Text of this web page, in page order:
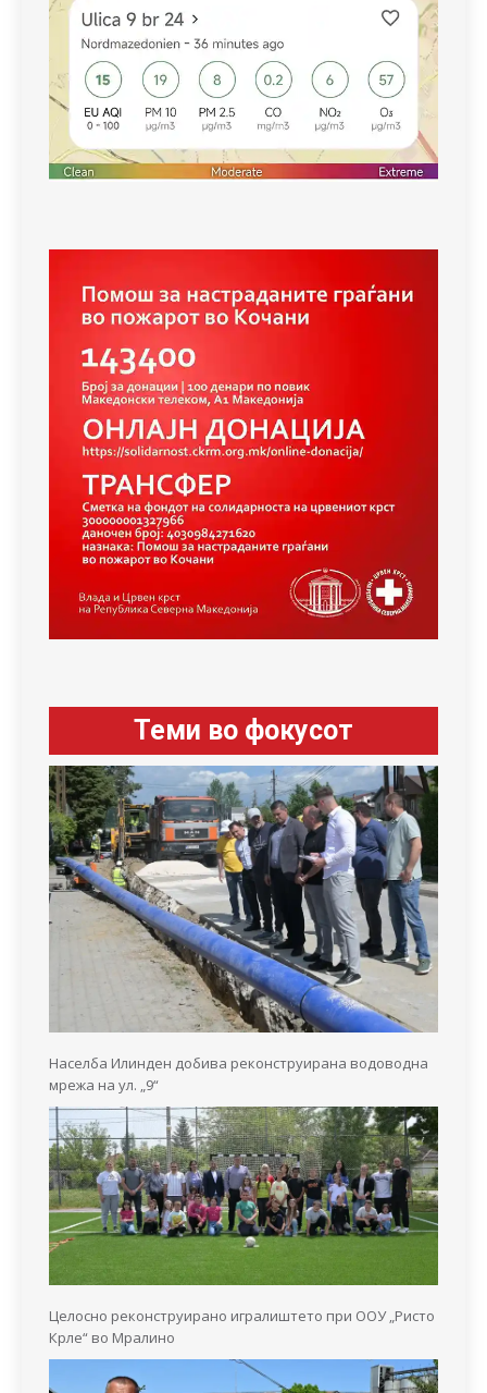
Теми во фокусот
Населба Илинден добива реконструирана водоводна
мрежа на ул. „9“
Целосно реконструирано игралиштето при ООУ „Ристо
Крле“ во Мралино